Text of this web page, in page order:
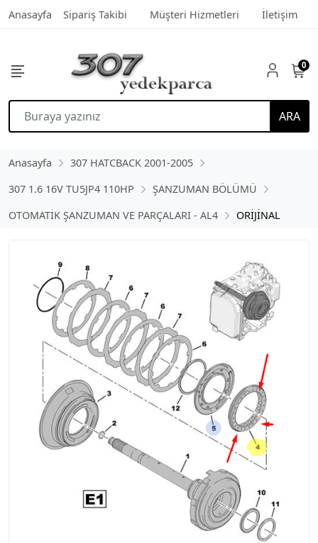
Anasayfa Sipariş Takibi Müşteri Hizmetleri İletişim
ARA
0
Anasayfa
307 HATCBACK 2001-2005
307 1.6 16V TU5JP4 110HP
ŞANZUMAN BÖLÜMÜ
OTOMATİK ŞANZUMAN VE PARÇALARI - AL4
ORİJİNAL